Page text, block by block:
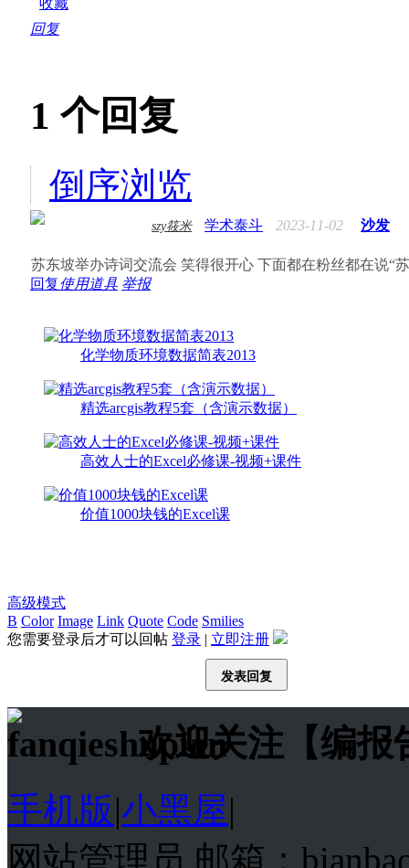
回复
1 个回复
倒序浏览
szy筱米 学术泰斗 2023-11-02 沙发
苏东坡举办诗词交流会 笑得很开心 下面都在粉丝都在说
回复使用道具 举报
化学物质环境数据简表2013
精选arcgis教程5套（含演示数据）
高效人士的Excel必修课-视频+课件
价值1000块钱的Excel课
高级模式
B Color Image Link Quote Code Smilies
您需要登录后才可以回帖 登录 | 立即注册
发表回复
欢迎关注【编报
手机版|小黑屋|
网站管理员 邮箱：